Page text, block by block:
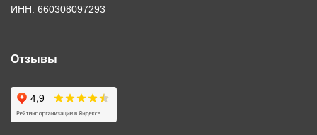
ИНН: 660308097293
Отзывы